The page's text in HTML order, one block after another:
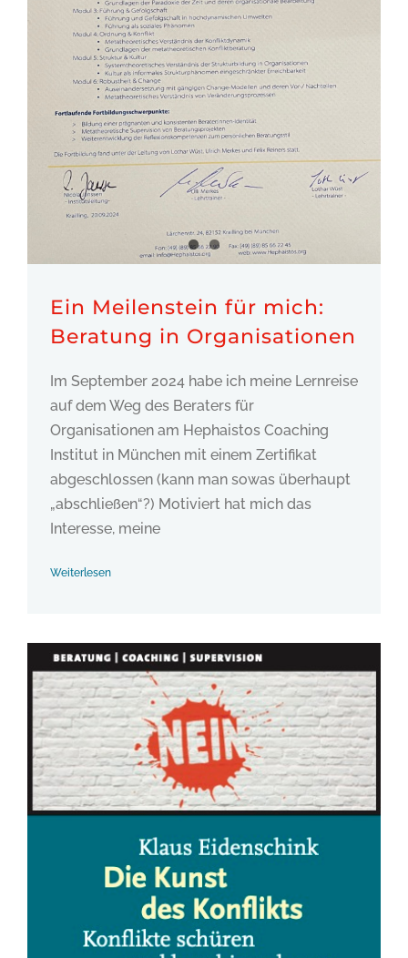
Ein Meilenstein für mich:
Beratung in Organisationen
Im September 2024 habe ich meine Lernreise
auf dem Weg des Beraters für
Organisationen am Hephaistos Coaching
Institut in München mit einem Zertifikat
abgeschlossen (kann man sowas überhaupt
„abschließen“?) Motiviert hat mich das
Interesse, meine
Weiterlesen